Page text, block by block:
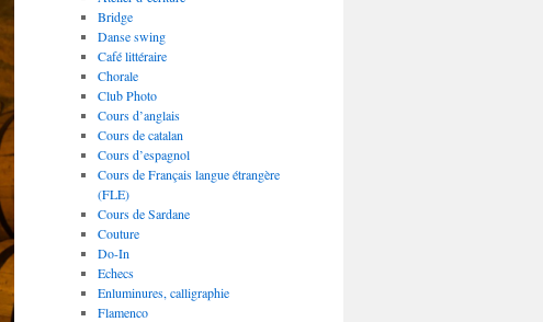
Bridge
Danse swing
Café littéraire
Chorale
Club Photo
Cours d’anglais
Cours de catalan
Cours d’espagnol
Cours de Français langue étrangère
(FLE)
Cours de Sardane
Couture
Do-In
Echecs
Enluminures, calligraphie
Flamenco